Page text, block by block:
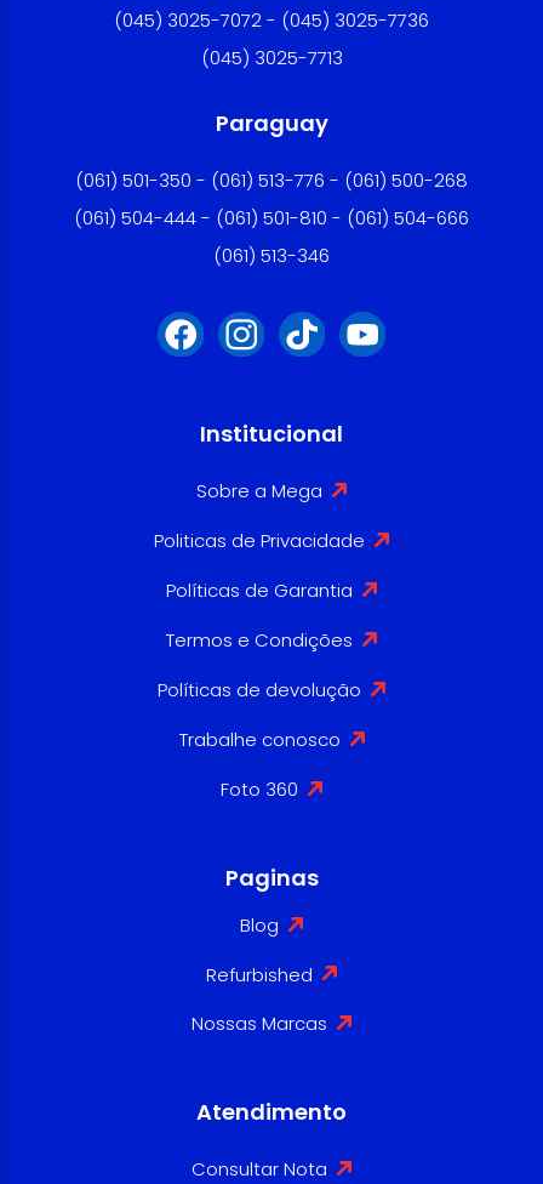
(045) 3025-7072 - (045) 3025-7736
(045) 3025-7713
Paraguay
(061) 501-350 - (061) 513-776 - (061) 500-268
(061) 504-444 - (061) 501-810 - (061) 504-666
(061) 513-346
Institucional
Sobre a Mega
Politicas de Privacidade
Políticas de Garantia
Termos e Condições
Políticas de devolução
Trabalhe conosco
Foto 360
Paginas
Blog
Refurbished
Nossas Marcas
Atendimento
Consultar Nota